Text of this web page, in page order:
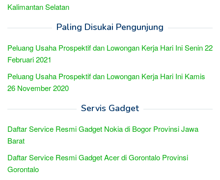
Kalimantan Selatan
Paling Disukai Pengunjung
Peluang Usaha Prospektif dan Lowongan Kerja Hari Ini Senin 22
Februari 2021
Peluang Usaha Prospektif dan Lowongan Kerja Hari Ini Kamis
26 November 2020
Servis Gadget
Daftar Service Resmi Gadget Nokia di Bogor Provinsi Jawa
Barat
Daftar Service Resmi Gadget Acer di Gorontalo Provinsi
Gorontalo